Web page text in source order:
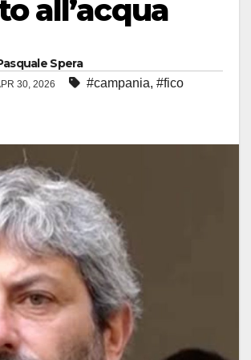
all’acqua
Spera
30, 2026 #campania, #fico